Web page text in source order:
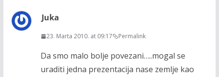
Juka
23. Marta 2010. at 09:17 Permalink
Da smo malo bolje povezani…..mogal se
uraditi jedna prezentacija nase zemlje kao